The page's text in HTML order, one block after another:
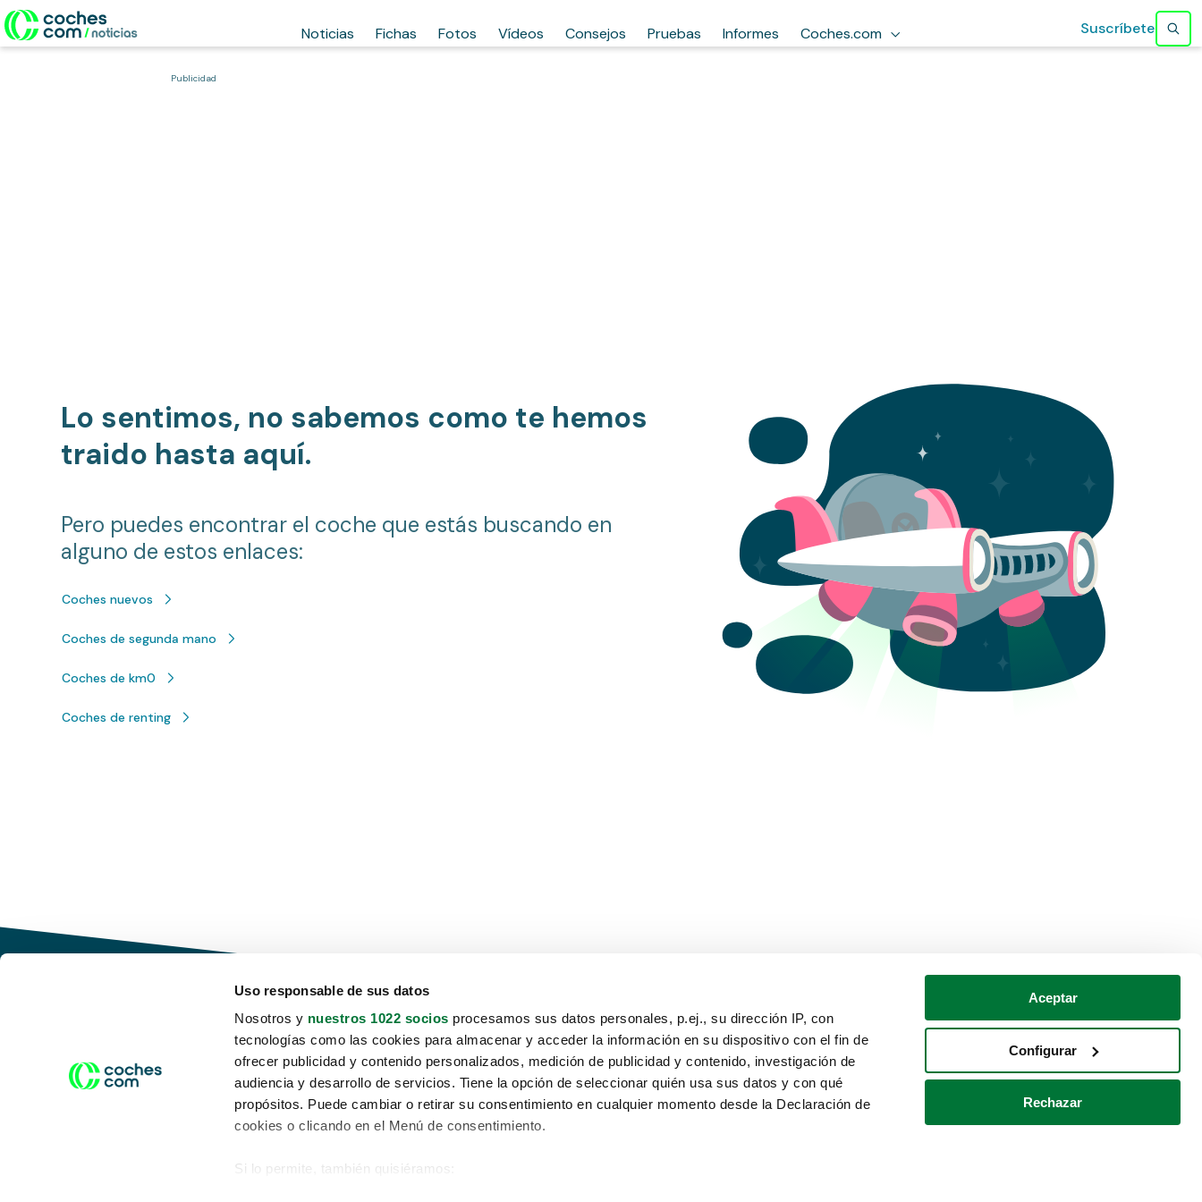
Uso responsable de sus datos
Nosotros y nuestros 1022 socios procesamos sus datos personales, p.ej., su dirección IP, con
tecnologías como las cookies para almacenar y acceder la información en su dispositivo con el fin de
ofrecer publicidad y contenido personalizados, medición de publicidad y contenido, investigación de
audiencia y desarrollo de servicios. Tiene la opción de seleccionar quién usa sus datos y con qué
propósitos. Puede cambiar o retirar su consentimiento en cualquier momento desde la Declaración de
cookies o clicando en el Menú de consentimiento.
Si lo permite, también quisiéramos:
Aceptar
Configurar
Rechazar
Noticias Fichas Fotos Vídeos Consejos Pruebas Informes Coches.com Suscríbete
Publicidad
Lo sentimos, no sabemos como te hemos
traido hasta aquí.
Pero puedes encontrar el coche que estás buscando en
alguno de estos enlaces:
Coches nuevos
Coches de segunda mano
Coches de km0
Coches de renting
Conduce tu futuro,
desata tu movilidad